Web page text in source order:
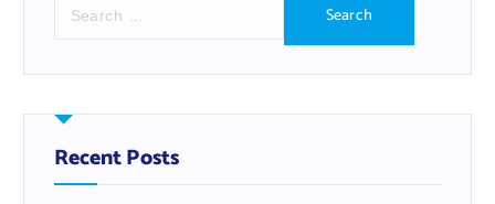
r
h
f
oRecent Posts